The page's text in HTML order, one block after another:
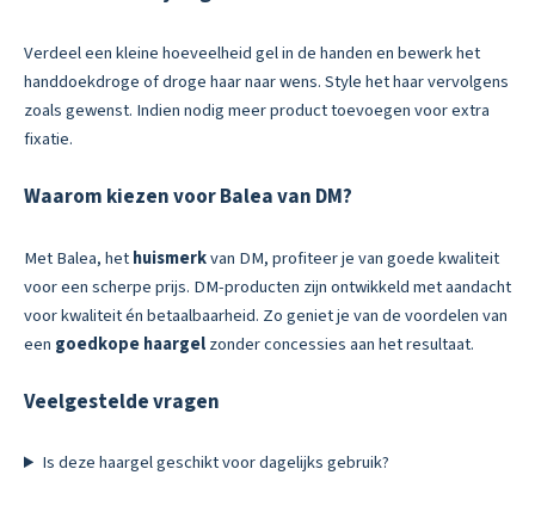
Verdeel een kleine hoeveelheid gel in de handen en bewerk het
handdoekdroge of droge haar naar wens. Style het haar vervolgens
zoals gewenst. Indien nodig meer product toevoegen voor extra
fixatie.
Waarom kiezen voor Balea van DM?
Met Balea, hethuismerkvan DM, profiteer je van goede kwaliteit
voor een scherpe prijs. DM-producten zijn ontwikkeld met aandacht
voor kwaliteit én betaalbaarheid. Zo geniet je van de voordelen van
een goedkope haargelzonder concessies aan het resultaat.
Veelgestelde vragen
Is deze haargel geschikt voor dagelijks gebruik?